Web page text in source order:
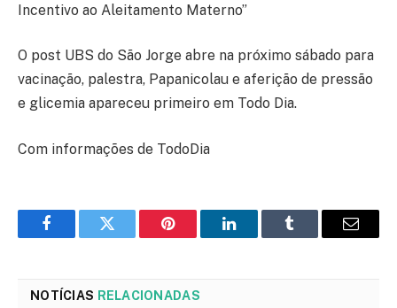
Incentivo ao Aleitamento Materno”
O post UBS do São Jorge abre na próximo sábado para
vacinação, palestra, Papanicolau e aferição de pressão
e glicemia apareceu primeiro em Todo Dia.
Com informações de TodoDia
FacebookTwitter Pinterest LinkedInTumblr Email
NOTÍCIAS RELACIONADAS